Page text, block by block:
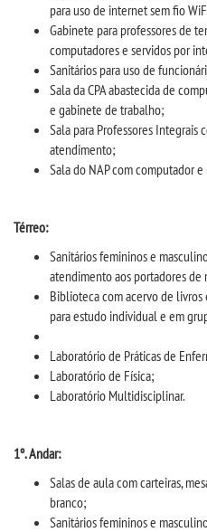
BOLETINS
REPOSITÓRIO
APOIO AO DISCENTE E DOCENTE
MONITORIA ACADÊMICA
PDI
PORTARIAS
PPC
LOGIN
para uso de internet sem fio
Gabinete para professores de
computadores e servidos por
Sanitários para uso de
Sala da CPA abastecida de
e gabinete de trabalho;
Sala para Professores Integrais
atendimento;
Sala do NAP com computador
Térreo:
Sanitários femininos e
atendimento aos portadores de
Biblioteca com acervo de
para estudo individual e em
Laboratório de Práticas de
Laboratório de Física;
Laboratório Multidisciplinar.
1º. Andar:
Salas de aula com carteiras,
branco;
Sanitários femininos e